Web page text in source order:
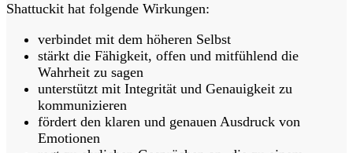
Shattuckit hat folgende Wirkungen:
verbindet mit dem höheren Selbst
stärkt die Fähigkeit, offen und mitfühlend die
Wahrheit zu sagen
unterstützt mit Integrität und Genauigkeit zu
kommunizieren
fördert den klaren und genauen Ausdruck von
Emotionen